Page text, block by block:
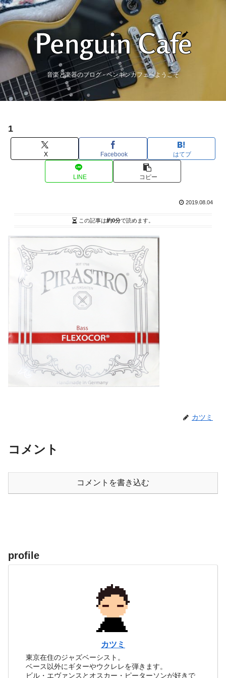
音楽と楽器のブログ - ペンギンカフェへようこそ
1
X Facebook はてブ
LINE コピー
2019.08.04
この記事は約0分で読めます。
カツミ
コメント
コメントを書き込む
profile
カツミ
東京在住のジャズベーシスト。
ベース以外にギターやウクレレを弾きます。
ビル・エヴァンスとオスカー・ピーターソンが好きで